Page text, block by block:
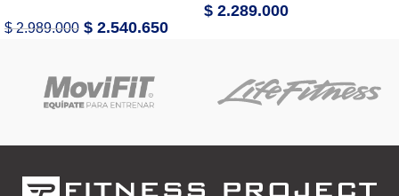
$2.989.000 $ 2.540.650
$ 2.289.000